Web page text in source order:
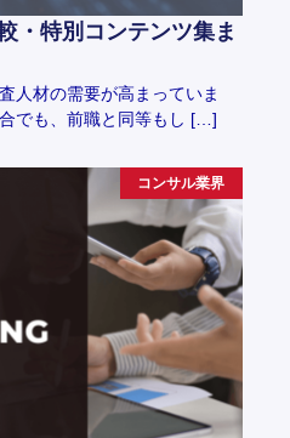
・特別コンテンツ集ま
人材の需要が高まっていま
でも、前職と同等もし […]
コンサル業界